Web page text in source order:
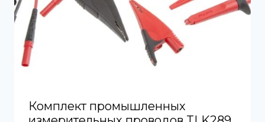
Комплект промышленных